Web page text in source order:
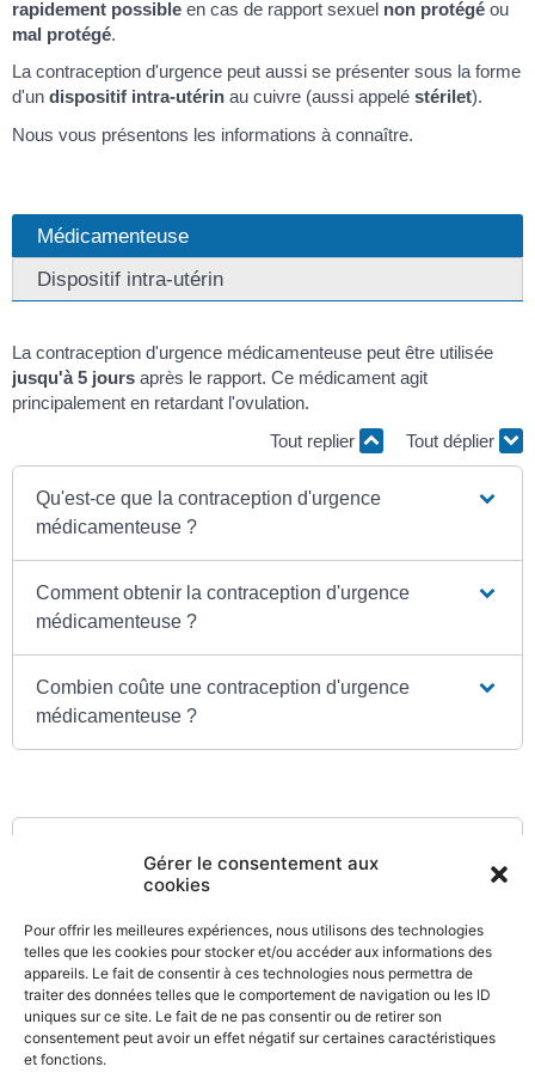
Gérer le consentement aux
cookies
Pour offrir les meilleures expériences, nous utilisons des technologies
telles que les cookies pour stocker et/ou accéder aux informations des
appareils. Le fait de consentir à ces technologies nous permettra de
traiter des données telles que le comportement de navigation ou les ID
uniques sur ce site. Le fait de ne pas consentir ou de retirer son
consentement peut avoir un effet négatif sur certaines caractéristiques
et fonctions.
rapidement possible en cas de rapport sexuel non protégé ou
mal protégé.
La contraception d'urgence peut aussi se présenter sous la forme
d'un dispositif intra-utérin au cuivre (aussi appelé stérilet).
Nous vous présentons les informations à connaître.
Médicamenteuse
Dispositif intra-utérin
La contraception d'urgence médicamenteuse peut être utilisée
jusqu'à 5 jours après le rapport. Ce médicament agit
principalement en retardant l'ovulation.
Tout replier
Tout déplier
Qu'est-ce que la contraception d'urgence
médicamenteuse ?
Comment obtenir la contraception d'urgence
médicamenteuse ?
Combien coûte une contraception d'urgence
médicamenteuse ?
Pour en savoir plus
Site d'information sur les modes de contraception
Santé publique France